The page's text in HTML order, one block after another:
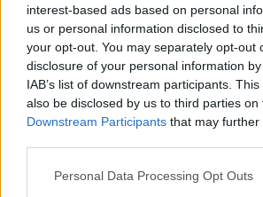
interest-based ads based on personal
us or personal information disclosed to
your opt-out. You may separately opt-out
disclosure of your personal information
IAB’s list of downstream participants.
also be disclosed by us to third parties on
Downstream Participants that may
Please note that this website/app uses
Personal Data Processing Opt Outs
A bérletek ára nem változik az
képest. A szurkolóknak
ülőhely foglalási igényüket, és
bérleteiket is.
A piros, illetve a sárga székes
ülőhellyel rendelkező Szurkolók
élhetnek elővásárlási jogukkal a
vonatkozóan. A bérleteket a